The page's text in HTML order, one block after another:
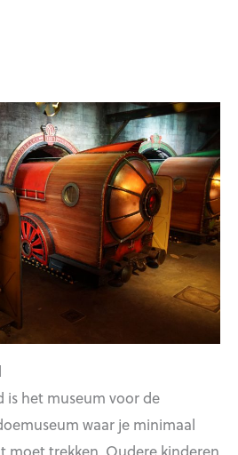
is het museum voor de
waar je minimaal
moet trekken. Oudere kinderen